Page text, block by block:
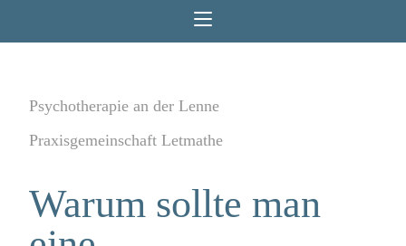
Psychotherapie an der Lenne
Praxisgemeinschaft Letmathe
Warum sollte man